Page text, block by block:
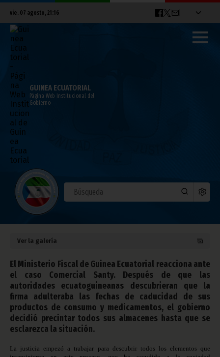
vie. 07 agosto, 21:16
GUINEA ECUATORIAL
Página Web Institucional del
Gobierno
El Fiscal General explica a Nguema
Obiang las medidas cautelares contra
Comercial Santy
marzo 10, 2022
Vicepresidencia
Ver la galería
El Ministerio Fiscal de Guinea Ecuatorial reacciona ante
el caso Comercial Santy. Después de que las
autoridades ecuatoguineanas descubrieran que la
firma adulteraba las fechas de caducidad de sus
productos de consumo y medicamentos, el gobierno
decidió precintar todos sus almacenes hasta que se
esclarezca la situación.
La justicia empezó a trabajar para descubrir todos los elementos que